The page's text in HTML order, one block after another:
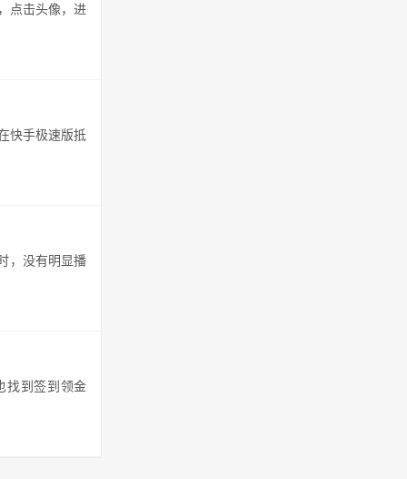
点击头像，进
快手极速版抵
，没有明显播
找到签到领金